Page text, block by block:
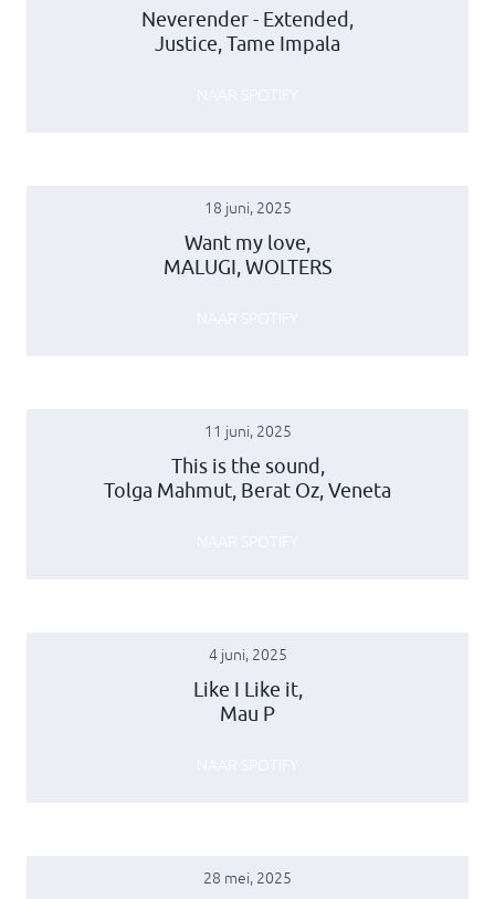
Neverender - Extended,
Justice, Tame Impala
18 juni, 2025
Want my love,
MALUGI, WOLTERS
11 juni, 2025
This is the sound,
Tolga Mahmut, Berat Oz, Veneta
4 juni, 2025
Like I Like it,
Mau P
28 mei, 2025